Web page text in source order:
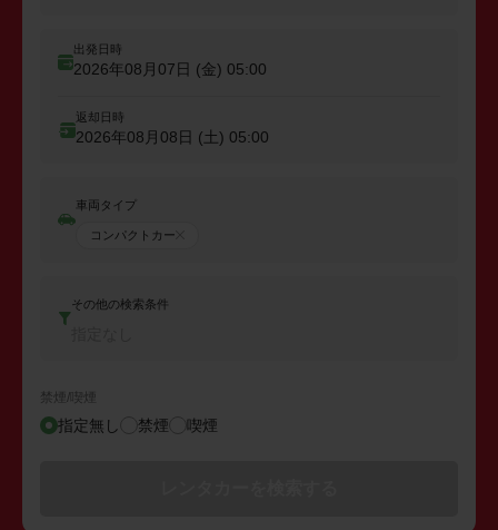
出発日時
2026年08月07日 (金) 05:00
返却日時
2026年08月08日 (土) 05:00
車両タイプ
コンパクトカー
その他の検索条件
禁煙/喫煙
指定無し 禁煙 喫煙